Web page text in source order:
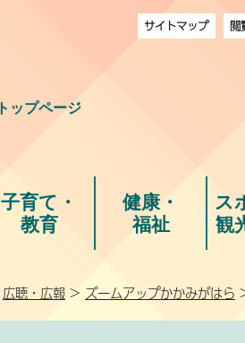
トップページ
サイトマップ 閲
子育て・
教育
健康・
福祉
ス
観
広聴・広報 > ズームアップかかみがはら